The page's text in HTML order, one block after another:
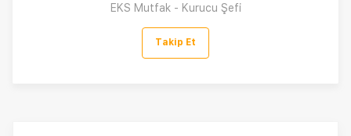
EKS Mutfak - Kurucu Şefi
Takip Et